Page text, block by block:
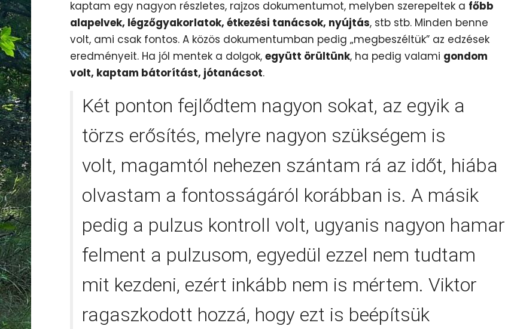
kaptam egy nagyon részletes, rajzos dokumentumot, melyben szerepeltek a főbb
alapelvek, légzőgyakorlatok, étkezési tanácsok, nyújtás, stb stb. Minden benne
volt, ami csak fontos. A közös dokumentumban pedig „megbeszéltük” az edzések
eredményeit. Ha jól mentek a dolgok, együtt örültünk, ha pedig valami gondom
volt, kaptam bátorítást, jótanácsot.
Két ponton fejlődtem nagyon sokat, az egyik a
törzs erősítés, melyre nagyon szükségem is
volt, magamtól nehezen szántam rá az időt, hiába
olvastam a fontosságáról korábban is. A másik
pedig a pulzus kontroll volt, ugyanis nagyon hamar
felment a pulzusom, egyedül ezzel nem tudtam
mit kezdeni, ezért inkább nem is mértem. Viktor
ragaszkodott hozzá, hogy ezt is beépítsük